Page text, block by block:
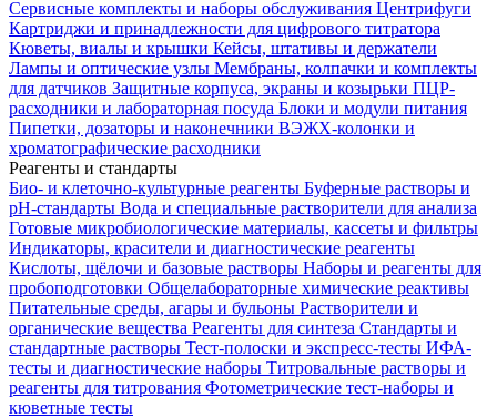
Сервисные комплекты и наборы обслуживания Центрифуги
Картриджи и принадлежности для цифрового титратора
Кюветы, виалы и крышки Кейсы, штативы и держатели
Лампы и оптические узлы Мембраны, колпачки и комплекты
для датчиков Защитные корпуса, экраны и козырьки ПЦР-
расходники и лабораторная посуда Блоки и модули питания
Пипетки, дозаторы и наконечники ВЭЖХ-колонки и
хроматографические расходники
Реагенты и стандарты
Био- и клеточно-культурные реагенты Буферные растворы и
pH-стандарты Вода и специальные растворители для анализа
Готовые микробиологические материалы, кассеты и фильтры
Индикаторы, красители и диагностические реагенты
Кислоты, щёлочи и базовые растворы Наборы и реагенты для
пробоподготовки Общелабораторные химические реактивы
Питательные среды, агары и бульоны Растворители и
органические вещества Реагенты для синтеза Стандарты и
стандартные растворы Тест-полоски и экспресс-тесты ИФА-
тесты и диагностические наборы Титровальные растворы и
реагенты для титрования Фотометрические тест-наборы и
кюветные тесты